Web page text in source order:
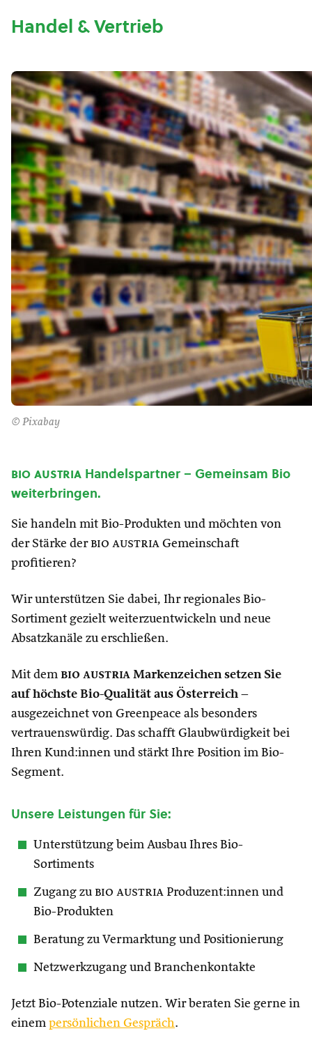
Handel & Vertrieb
© Pixabay
bio austria Handelspartner – Gemeinsam Bio
weiterbringen.
Sie handeln mit Bio-Produkten und möchten von
der Stärke der bio austria Gemeinschaft
profitieren?
Wir unterstützen Sie dabei, Ihr regionales Bio-
Sortiment gezielt weiterzuentwickeln und neue
Absatzkanäle zu erschließen.
Mit dem bio austria Markenzeichen setzen Sie
auf höchste Bio-Qualität aus Österreich –
ausgezeichnet von Greenpeace als besonders
vertrauenswürdig. Das schafft Glaubwürdigkeit bei
Ihren Kund:innen und stärkt Ihre Position im Bio-
Segment.
Unsere Leistungen für Sie:
Unterstützung beim Ausbau Ihres Bio-
Sortiments
Zugang zu bio austria Produzent:innen und
Bio-Produkten
Beratung zu Vermarktung und Positionierung
Netzwerkzugang und Branchenkontakte
Jetzt Bio-Potenziale nutzen. Wir beraten Sie gerne in
einem persönlichen Gespräch.